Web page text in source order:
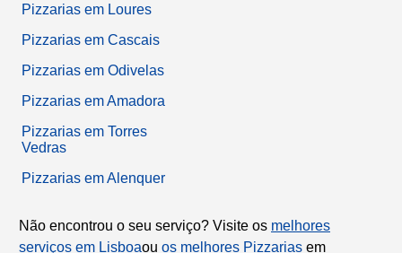
Pizzarias em Loures
Pizzarias em Cascais
Pizzarias em Odivelas
Pizzarias em Amadora
Pizzarias em Torres
Vedras
Pizzarias em Alenquer
Não encontrou o seu serviço? Visite os melhores
serviços em Lisboaou os melhores Pizzarias em